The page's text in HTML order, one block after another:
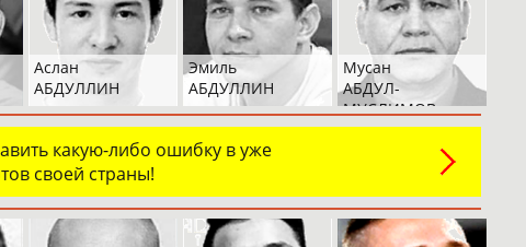
Аслан
АБДУЛЛИН
Эмиль
АБДУЛЛИН
Мусан
АБДУЛ-
МУСЛИМОВ
какую-либо ошибку в уже
своей страны!